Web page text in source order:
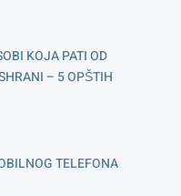
KOJA PATI OD
– 5 OPŠTIH
TELEFONA